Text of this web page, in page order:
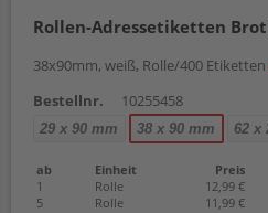
Rollen-Adressetiketten
38x90mm, weiß, Rolle/400 Etiketten
Bestellnr.
10255458
29 x 90 mm 38 x 90 mm 62 x
ab Einheit
Preis
1
Rolle
12,99 €
5
Rolle 11,99 €